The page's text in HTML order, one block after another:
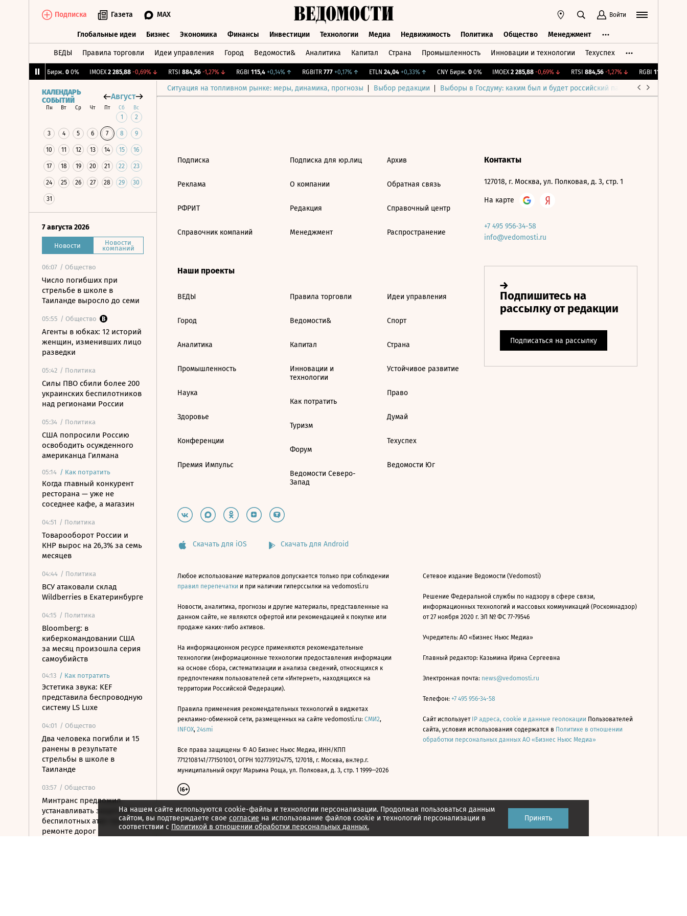
Подписка Газета MAX Войти
Глобальные идеи Бизнес Экономика Финансы Инвестиции Технологии Медиа Недвижимость Политика Общество Менеджмент
ВЕДЫ Правила торговли Идеи управления Город Ведомости& Аналитика Капитал Страна Промышленность Инновации и технологии Техуспех
CNY Бирж. 0 0% IMOEX 2 285,88 -0,69%↓ RTSI 884,56 -1,27%↓ RGBI 115,4 +0,14%↑ RGBITR 777 +0,17%↑ ETLN 24,04 +0,33%↑ CNY Бирж. 0 0% IMOEX 2 285,88 -0,69%↓ RTSI 884,56 -1,27%↓ RGBI 115,4
Ситуация на топливном рынке: меры, динамика, прогнозы Выбор редакции Выборы в Госдуму: каким был и будет российский парламент
КАЛЕНДАРЬ
СОБЫТИЙ
Август
Пн Вт Ср Чт Пт Сб Вс
1 2
3 4 5 6 7 8 9
10 11 12 13 14 15 16
17 18 19 20 21 22 23
24 25 26 27 28 29 30
31
7 августа 2026
Новости Новости
компаний
06:07 / Общество
Число погибших при
стрельбе в школе в
Таиланде выросло до семи
05:55 / Общество
Агенты в юбках: 12 историй
женщин, изменивших лицо
разведки
05:42 / Политика
Силы ПВО сбили более 200
украинских беспилотников
над регионами России
05:34 / Политика
США попросили Россию
освободить осужденного
американца Гилмана
05:14 / Как потратить
Когда главный конкурент
ресторана — уже не
соседнее кафе, а магазин
04:51 / Политика
Товарооборот России и
КНР вырос на 26,3% за семь
месяцев
04:44 / Политика
ВСУ атаковали склад
Wildberries в Екатеринбурге
04:15 / Политика
Bloomberg: в
киберкомандовании США
за месяц произошла серия
самоубийств
04:13 / Как потратить
Эстетика звука: KEF
представила беспроводную
систему LS Luxe
04:01 / Общество
Два человека погибли и 15
ранены в результате
стрельбы в школе в
Таиланде
03:57 / Общество
Минтранс предложил
устанавливать защиту от
беспилотных атак при
ремонте дорог
На нашем сайте используются cookie-файлы и технологии персонализации. Продолжая пользоваться данным
сайтом, вы подтверждаете свое согласие на использование файлов cookie и технологий персонализации в
соответствии с Политикой в отношении обработки персональных данных.
Принять
Подписка
Реклама
РФРИТ
Справочник компаний
Подписка для юр.лиц
О компании
Редакция
Менеджмент
Архив
Обратная связь
Справочный центр
Распространение
Наши проекты
ВЕДЫ
Город
Аналитика
Промышленность
Наука
Здоровье
Конференции
Премия Импульс
Правила торговли
Ведомости&
Капитал
Инновации и
технологии
Как потратить
Туризм
Форум
Ведомости Северо-
Запад
Идеи управления
Спорт
Страна
Устойчивое развитие
Право
Думай
Техуспех
Ведомости Юг
Контакты
127018, г. Москва, ул. Полковая, д. 3, стр. 1
На карте
+7 495 956-34-58
info@vedomosti.ru
Скачать для iOS Скачать для Android
Любое использование материалов допускается только при соблюдении
правил перепечатки и при наличии гиперссылки на vedomosti.ru
Новости, аналитика, прогнозы и другие материалы, представленные на
данном сайте, не являются офертой или рекомендацией к покупке или
продаже каких-либо активов.
На информационном ресурсе применяются рекомендательные
технологии (информационные технологии предоставления информации
на основе сбора, систематизации и анализа сведений, относящихся к
предпочтениям пользователей сети «Интернет», находящихся на
территории Российской Федерации).
Правила применения рекомендательных технологий в виджетах
рекламно-обменной сети, размещенных на сайте vedomosti.ru: СМИ2,
INFOX, 24smi
Все права защищены © АО Бизнес Ньюс Медиа, ИНН/КПП
7712108141/771501001, ОГРН 1027739124775, 127018, г. Москва, вн.тер.г.
муниципальный округ Марьина Роща, ул. Полковая, д. 3, стр. 1 1999—2026
Сетевое издание Ведомости (Vedomosti)
Решение Федеральной службы по надзору в сфере связи,
информационных технологий и массовых коммуникаций (Роскомнадзор)
от 27 ноября 2020 г. ЭЛ № ФС 77-79546
Учредитель: АО «Бизнес Ньюс Медиа»
Главный редактор: Казьмина Ирина Сергеевна
Электронная почта: news@vedomosti.ru
Телефон: +7 495 956-34-58
Сайт использует IP адреса, cookie и данные геолокации Пользователей
сайта, условия использования содержатся в Политике в отношении
обработки персональных данных АО «Бизнес Ньюс Медиа»